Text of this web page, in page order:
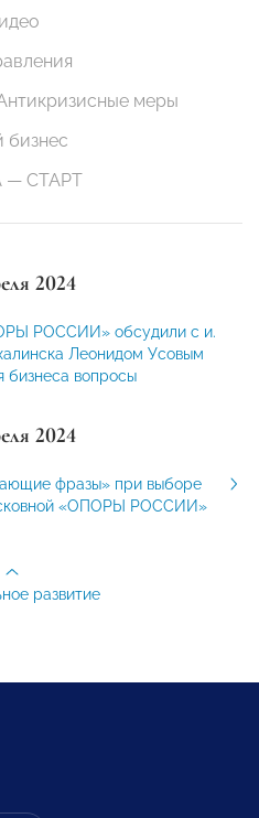
меры
— СТАРТ
2024
РОССИИ» обсудили с и.
Леонидом Усовым
бизнеса вопросы
2024
фразы» при выборе
«ОПОРЫ РОССИИ»
развитие